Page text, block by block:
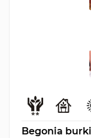
Begonia